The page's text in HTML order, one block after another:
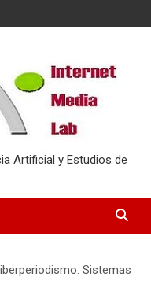
Artificial y Estudios de
Sistemas